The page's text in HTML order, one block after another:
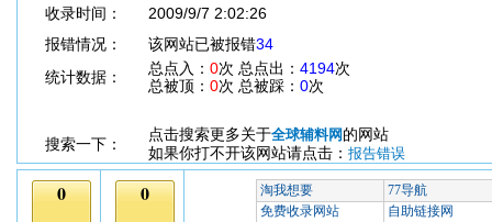
收录时间：
2009/9/7 2:02:26
报错情况：
该网站已被报错34
统计数据：
总点入： 0次 总点出： 4194次
总被顶： 0次 总被踩： 0次
搜索一下：
点击搜索更多关于全球辅料网 的网站
如果你打不开该网站请点击： 报告错误